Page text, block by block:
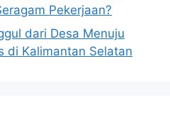
Pekerjaan?
dari Desa Menuju
di Kalimantan Selatan